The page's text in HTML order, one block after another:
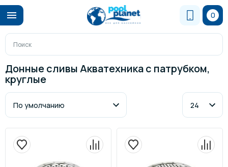
0
Донные сливы Акватехника с патрубком,
круглые